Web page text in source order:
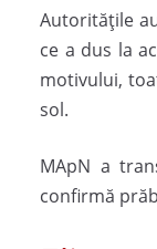
Autoritățile
ce a dus la
motivului,
sol.
MApN a
confirmă